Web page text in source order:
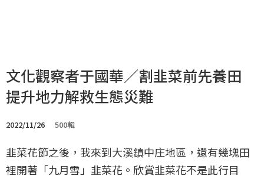
文化觀察者于國華／割韭菜前先養田
提升地力解救生態災難
2022/11/26 500輯
韭菜花節之後，我來到大溪鎮中庄地區，還有幾塊田
裡開著「九月雪」韭菜花。欣賞韭菜花不是此行目